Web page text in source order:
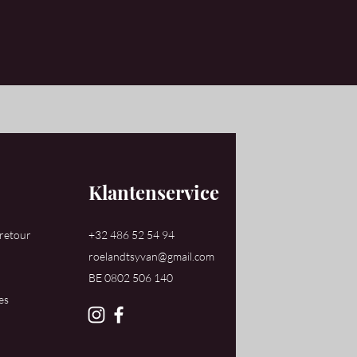
Klantenservice
+32 486 52 54 94
roelandtsyvan@gmail.com
​BE 0802 506 140